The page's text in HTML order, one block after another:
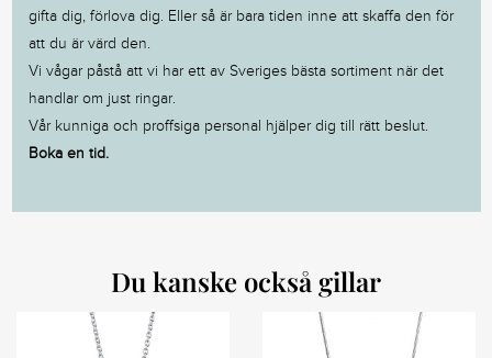
gifta dig, förlova dig. Eller så är bara tiden inne att skaffa den för
att du är värd den.
Vi vågar påstå att vi har ett av Sveriges bästa sortiment när det
handlar om just ringar.
Vår kunniga och proffsiga personal hjälper dig till rätt beslut.
Boka en tid.
Du kanske också gillar